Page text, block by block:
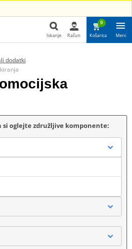
Iskanje Račun
0
Košarica Meni
dodatki
oglejte združljive komponente: